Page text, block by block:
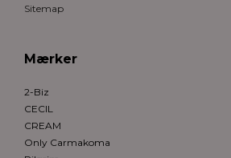
Sitemap
Mærker
2-Biz
CECIL
CREAM
Only Carmakoma